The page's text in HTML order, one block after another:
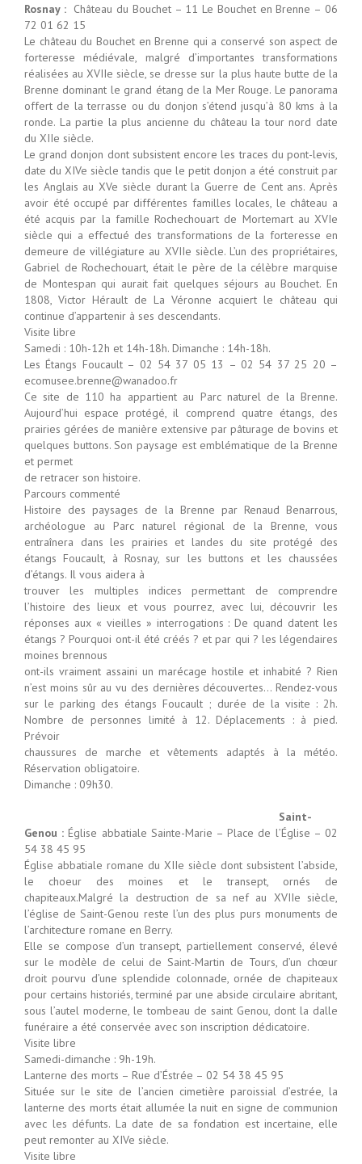
Rosnay : Château du Bouchet – 11 Le Bouchet en Brenne – 06
72 01 62 15
Le château du Bouchet en Brenne qui a conservé son aspect de
forteresse médiévale, malgré d’importantes transformations
réalisées au XVIIe siècle, se dresse sur la plus haute butte de la
Brenne dominant le grand étang de la Mer Rouge. Le panorama
offert de la terrasse ou du donjon s’étend jusqu’à 80 kms à la
ronde. La partie la plus ancienne du château la tour nord date
du XIIe siècle.
Le grand donjon dont subsistent encore les traces du pont-levis,
date du XIVe siècle tandis que le petit donjon a été construit par
les Anglais au XVe siècle durant la Guerre de Cent ans. Après
avoir été occupé par différentes familles locales, le château a
été acquis par la famille Rochechouart de Mortemart au XVIe
siècle qui a effectué des transformations de la forteresse en
demeure de villégiature au XVIIe siècle. L’un des propriétaires,
Gabriel de Rochechouart, était le père de la célèbre marquise
de Montespan qui aurait fait quelques séjours au Bouchet. En
1808, Victor Hérault de La Véronne acquiert le château qui
continue d’appartenir à ses descendants.
Visite libre
Samedi : 10h-12h et 14h-18h. Dimanche : 14h-18h.
Les Étangs Foucault – 02 54 37 05 13 – 02 54 37 25 20 –
ecomusee.brenne@wanadoo.fr
Ce site de 110 ha appartient au Parc naturel de la Brenne.
Aujourd’hui espace protégé, il comprend quatre étangs, des
prairies gérées de manière extensive par pâturage de bovins et
quelques buttons. Son paysage est emblématique de la Brenne
et permet
de retracer son histoire.
Parcours commenté
Histoire des paysages de la Brenne par Renaud Benarrous,
archéologue au Parc naturel régional de la Brenne, vous
entraînera dans les prairies et landes du site protégé des
étangs Foucault, à Rosnay, sur les buttons et les chaussées
d’étangs. Il vous aidera à
trouver les multiples indices permettant de comprendre
l’histoire des lieux et vous pourrez, avec lui, découvrir les
réponses aux « vieilles » interrogations : De quand datent les
étangs ? Pourquoi ont-il été créés ? et par qui ? les légendaires
moines brennous
ont-ils vraiment assaini un marécage hostile et inhabité ? Rien
n’est moins sûr au vu des dernières découvertes… Rendez-vous
sur le parking des étangs Foucault ; durée de la visite : 2h.
Nombre de personnes limité à 12. Déplacements : à pied.
Prévoir
chaussures de marche et vêtements adaptés à la météo.
Réservation obligatoire.
Dimanche : 09h30.
Saint-
Genou : Église abbatiale Sainte-Marie – Place de l’Église – 02
54 38 45 95
Église abbatiale romane du XIIe siècle dont subsistent l’abside,
le choeur des moines et le transept, ornés de
chapiteaux.Malgré la destruction de sa nef au XVIIe siècle,
l’église de Saint-Genou reste l’un des plus purs monuments de
l’architecture romane en Berry.
Elle se compose d’un transept, partiellement conservé, élevé
sur le modèle de celui de Saint-Martin de Tours, d’un chœur
droit pourvu d’une splendide colonnade, ornée de chapiteaux
pour certains historiés, terminé par une abside circulaire abritant,
sous l’autel moderne, le tombeau de saint Genou, dont la dalle
funéraire a été conservée avec son inscription dédicatoire.
Visite libre
Samedi-dimanche : 9h-19h.
Lanterne des morts – Rue d’Éstrée – 02 54 38 45 95
Située sur le site de l’ancien cimetière paroissial d’estrée, la
lanterne des morts était allumée la nuit en signe de communion
avec les défunts. La date de sa fondation est incertaine, elle
peut remonter au XIVe siècle.
Visite libre